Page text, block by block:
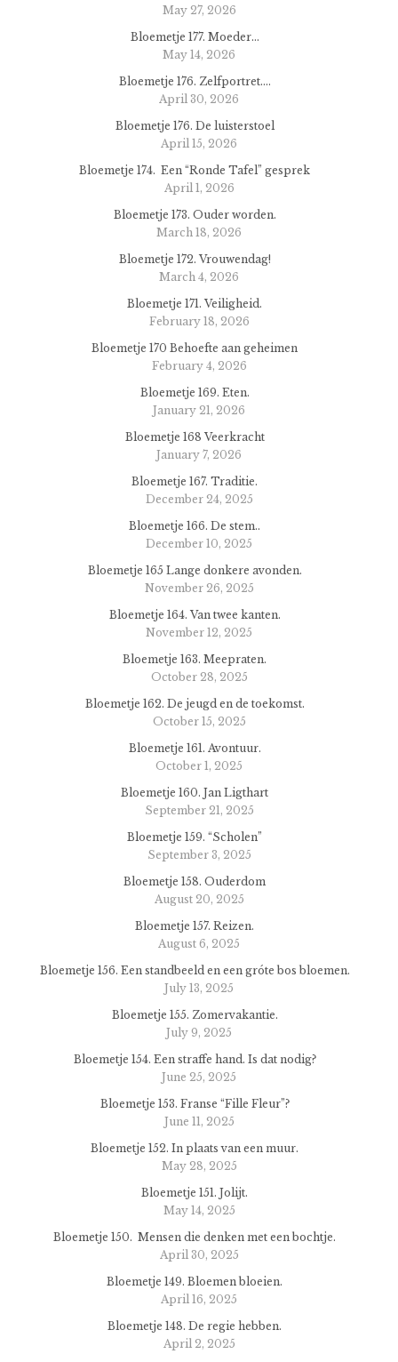
May 27, 2026
Bloemetje 177. Moeder…
May 14, 2026
Bloemetje 176. Zelfportret….
April 30, 2026
Bloemetje 176. De luisterstoel
April 15, 2026
Bloemetje 174. Een “Ronde Tafel” gesprek
April 1, 2026
Bloemetje 173. Ouder worden.
March 18, 2026
Bloemetje 172. Vrouwendag!
March 4, 2026
Bloemetje 171. Veiligheid.
February 18, 2026
Bloemetje 170 Behoefte aan geheimen
February 4, 2026
Bloemetje 169. Eten.
January 21, 2026
Bloemetje 168 Veerkracht
January 7, 2026
Bloemetje 167. Traditie.
December 24, 2025
Bloemetje 166. De stem..
December 10, 2025
Bloemetje 165 Lange donkere avonden.
November 26, 2025
Bloemetje 164. Van twee kanten.
November 12, 2025
Bloemetje 163. Meepraten.
October 28, 2025
Bloemetje 162. De jeugd en de toekomst.
October 15, 2025
Bloemetje 161. Avontuur.
October 1, 2025
Bloemetje 160. Jan Ligthart
September 21, 2025
Bloemetje 159. “Scholen”
September 3, 2025
Bloemetje 158. Ouderdom
August 20, 2025
Bloemetje 157. Reizen.
August 6, 2025
Bloemetje 156. Een standbeeld en een gróte bos bloemen.
July 13, 2025
Bloemetje 155. Zomervakantie.
July 9, 2025
Bloemetje 154. Een straffe hand. Is dat nodig?
June 25, 2025
Bloemetje 153. Franse “Fille Fleur”?
June 11, 2025
Bloemetje 152. In plaats van een muur.
May 28, 2025
Bloemetje 151. Jolijt.
May 14, 2025
Bloemetje 150. Mensen die denken met een bochtje.
April 30, 2025
Bloemetje 149. Bloemen bloeien.
April 16, 2025
Bloemetje 148. De regie hebben.
April 2, 2025